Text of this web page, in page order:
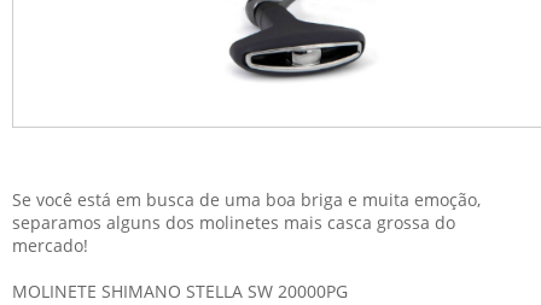
Se você está em busca de uma boa briga e muita emoção,
separamos alguns dos molinetes mais casca grossa do
mercado!
MOLINETE SHIMANO STELLA SW 20000PG